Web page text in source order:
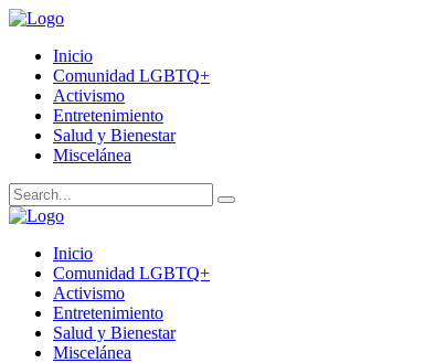
Inicio
Comunidad LGBTQ+
Activismo
Entretenimiento
Salud y Bienestar
Miscelánea
Inicio
Comunidad LGBTQ+
Activismo
Entretenimiento
Salud y Bienestar
Miscelánea